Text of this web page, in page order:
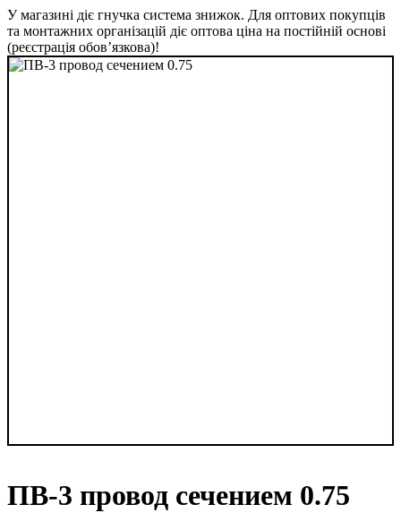
У магазині діє гнучка система знижок. Для оптових покупців
та монтажних організацій діє оптова ціна на постійній основі
(реєстрація обов’язкова)!
ПВ-3 провод сечением 0.75